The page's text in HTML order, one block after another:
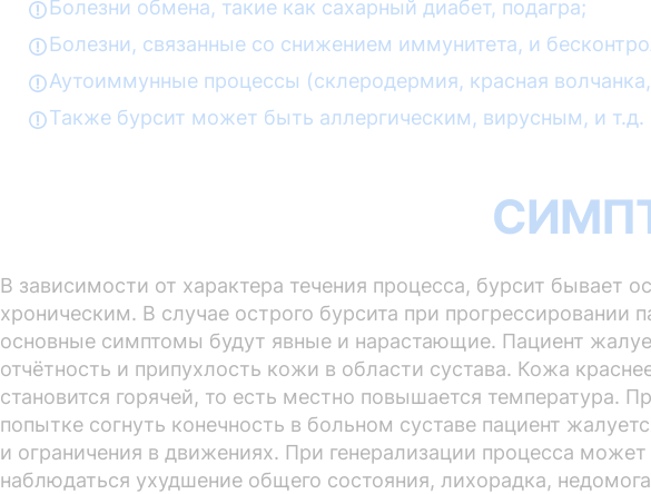
Болезни обмена, такие как сахарный диабет, подагра;
Болезни, связанные со снижением иммунитета, и
Аутоиммунные процессы (склеродермия, красная
Также бурсит может быть аллергическим, вирусным, и т.д.
В зависимости от характера течения процесса, бурсит бывает
хроническим. В случае острого бурсита при прогрессировании
основные симптомы будут явные и нарастающие. Пациент
отчётность и припухлость кожи в области сустава. Кожа
становится горячей, то есть местно повышается температура.
попытке согнуть конечность в больном суставе пациент
и ограничения в движениях. При генерализации процесса может
наблюдаться ухудшение общего состояния, лихорадка,